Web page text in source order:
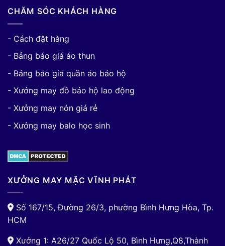
CHĂM SÓC KHÁCH HÀNG
- Cách đặt hàng
- Bảng báo giá áo thun
- Bảng báo giá quần áo bảo hộ
- Xưởng may đồ bảo hộ lao động
- Xưởng may nón giá rẻ
- Xưởng may balo học sinh
XƯỞNG MAY MẶC VĨNH PHÁT
Số 167/15, Đường 26/3, phường Bình Hưng Hòa, Tp.
HCM
Xưởng 1: A26/27 Quốc Lộ 50, Bình Hưng,Q8,Thành